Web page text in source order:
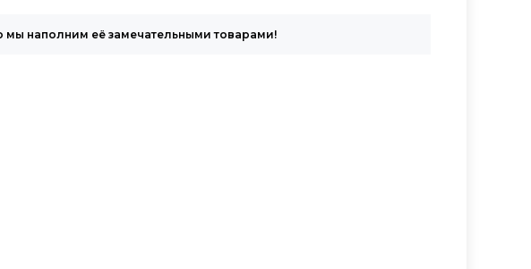
мы наполним её замечательными товарами!